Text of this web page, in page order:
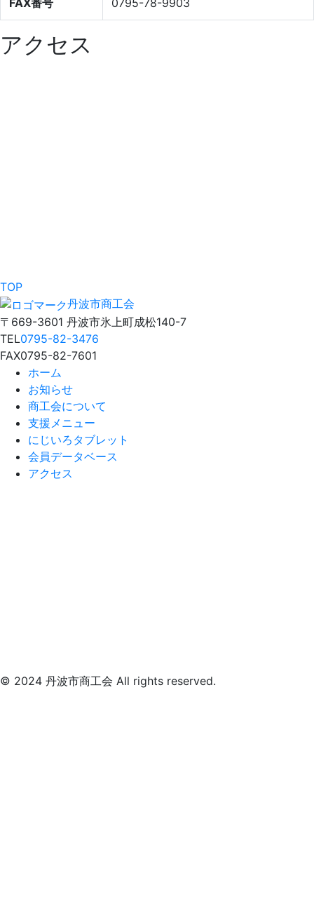
FAX番号 0795-78-9903
アクセス
TOP
丹波市商工会
〒669-3601 丹波市氷上町成松140-7
TEL0795-82-3476
FAX0795-82-7601
ホーム
お知らせ
商工会について
支援メニュー
にじいろタブレット
会員データベース
アクセス
© 2024 丹波市商工会 All rights reserved.